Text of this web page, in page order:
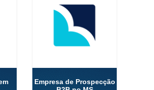
Empresa de Prospecção